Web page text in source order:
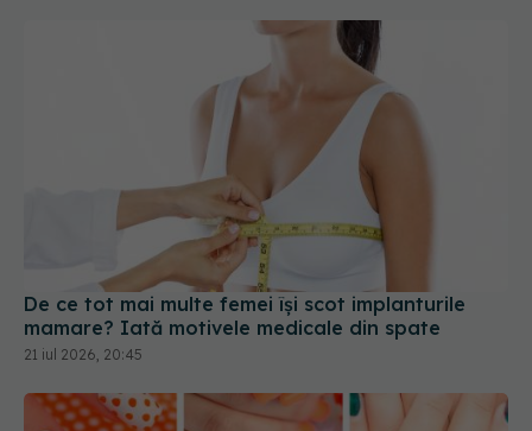
De ce tot mai multe femei își scot implanturile
mamare? Iată motivele medicale din spate
21 iul 2026, 20:45